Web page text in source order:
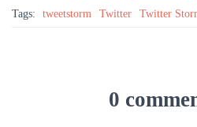
Tags: tweetstorm Twitter Twitter
0